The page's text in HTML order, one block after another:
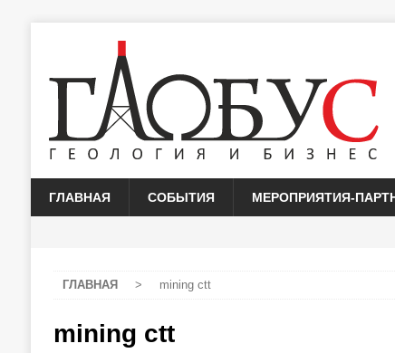
ГЛАВНАЯ СОБЫТИЯ МЕРОПРИЯТИЯ-
ГЛАВНАЯ > mining ctt
mining ctt